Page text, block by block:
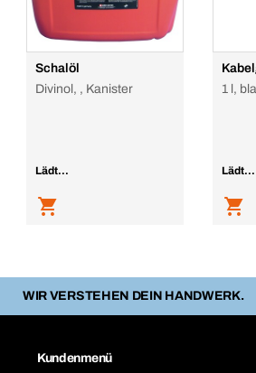
Schalöl
Divinol, , Kanister
Lädt...
1 l,
Lädt...
WIR VERSTEHEN DEIN HANDWERK.
Kundenmenü